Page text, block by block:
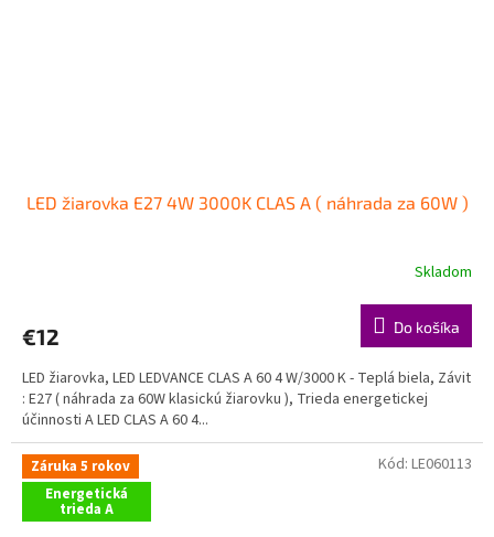
LED žiarovka E27 4W 3000K CLAS A ( náhrada za 60W )
Skladom
€12 Do košíka
LED žiarovka, LED LEDVANCE CLAS A 60 4 W/3000 K - Teplá biela, Závit
: E27 ( náhrada za 60W klasickú žiarovku ), Trieda energetickej
účinnosti A LED CLAS A 60 4...
Záruka 5 rokov
Energetická
trieda A
Kód: LE060113